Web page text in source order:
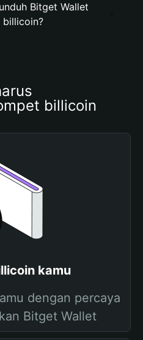
Bitget Wallet
billicoin?
billicoin
kamu
dengan percaya
Bitget Wallet